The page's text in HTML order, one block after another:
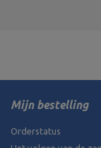
Mijn bestelling
Orderstatus